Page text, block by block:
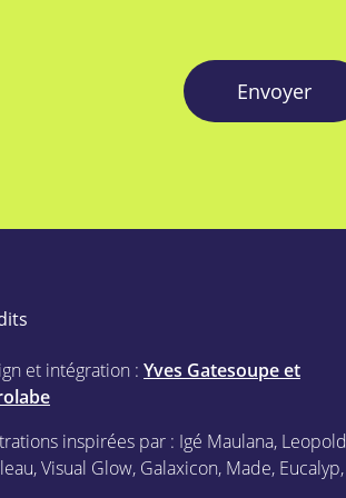
Envoyer
et intégration : Yves Gatesoupe et
inspirées par : Igé Maulana, Leopold
Visual Glow, Galaxicon, Made, Eucalyp,